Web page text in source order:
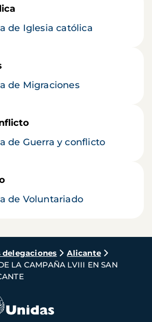
de Iglesia católica
de Migraciones
de Guerra y conflicto
de Voluntariado
delegaciones
Alicante
LA CAMPAÑA LVIII EN SAN